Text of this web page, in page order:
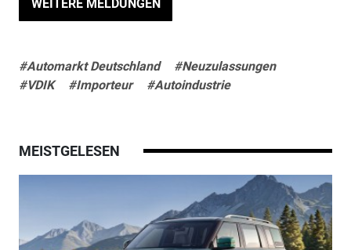
WEITERE MELDUNGEN
#Automarkt Deutschland
#Neuzulassungen
#VDIK
#Importeur #Autoindustrie
MEISTGELESEN